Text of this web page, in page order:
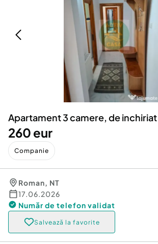
Animale de companie
Afaceri și echipamente profesionale
Inchiriere Bunuri si Vehicule
Utilaje agricole si industriale
Piese auto si accesorii
Dacia Duster
Apartament 3 camere, de inchiriat
260 eur
Companie
Roman, NT
17.06.2026
Număr de telefon validat
Salvează la favorite